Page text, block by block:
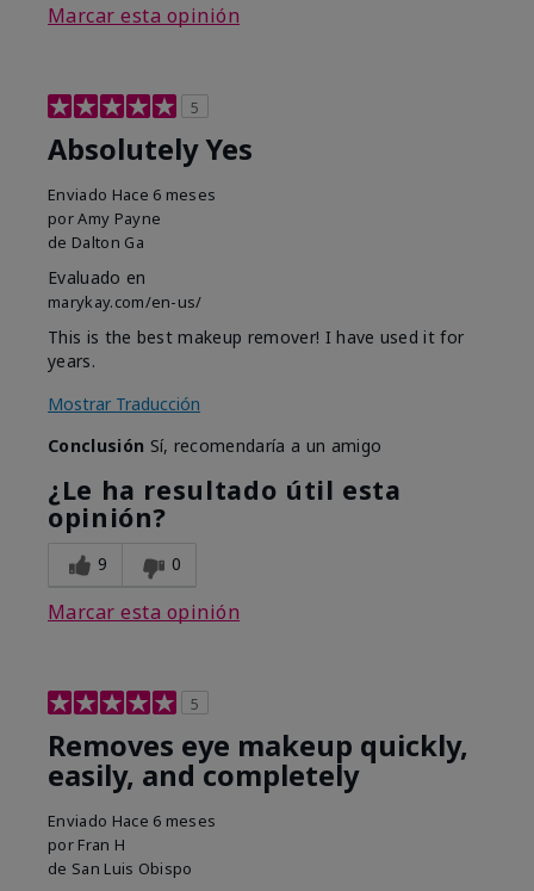
Marcar esta opinión
5
Absolutely Yes
Enviado Hace 6 meses
porAmy Payne
de Dalton Ga
Evaluado en
marykay.com/en-us/
This is the best makeup remover! I have used it for
years.
Mostrar Traducción
Conclusión Sí, recomendaría a un amigo
¿Le ha resultado útil esta
opinión?
9 0
Marcar esta opinión
5
Removes eye makeup quickly,
easily, and completely
Enviado Hace 6 meses
por Fran H
de San Luis Obispo